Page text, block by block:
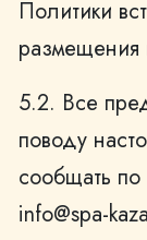
Политики
размещения
5.2. Все
поводу
сообщать
info@spa-